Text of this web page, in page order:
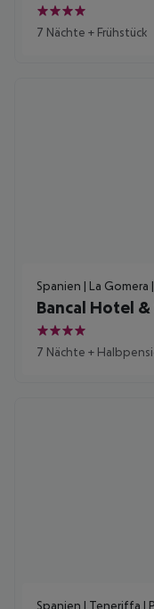
4
7 Nächte + Frühstück
Spanien | La Gomera
Bancal Hotel &
4
7 Nächte +
Spanien | Teneriffa |